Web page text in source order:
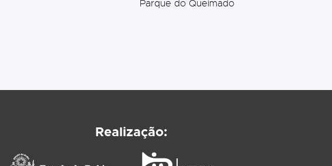
Parque do Queimado
Realização: